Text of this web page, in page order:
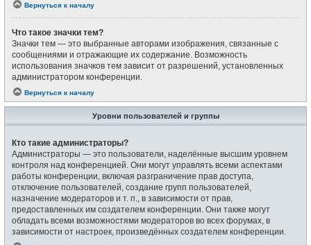
Вернуться к началу
Что такое значки тем?
Значки тем — это выбранные авторами изображения, связанные с
сообщениями и отражающие их содержание. Возможность
использования значков тем зависит от разрешений, установленных
администратором конференции.
Вернуться к началу
Уровни пользователей и группы
Кто такие администраторы?
Администраторы — это пользователи, наделённые высшим уровнем
контроля над конференцией. Они могут управлять всеми аспектами
работы конференции, включая разграничение прав доступа,
отключение пользователей, создание групп пользователей,
назначение модераторов и т. п., в зависимости от прав,
предоставленных им создателем конференции. Они также могут
обладать всеми возможностями модераторов во всех форумах, в
зависимости от настроек, произведённых создателем конференции.